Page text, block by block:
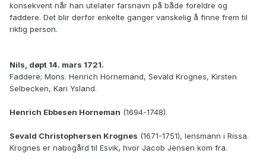
konsekvent når han utelater farsnavn på både foreldre og
faddere. Det blir derfor enkelte ganger vanskelig å finne frem til
riktig person.
Nils, døpt 14. mars 1721.
Faddere; Mons. Henrich Hornemand, Sevald Krognes, Kirsten
Selbecken, Kari Ysland.
Henrich Ebbesen Horneman (1694-1748).
Sevald Christophersen Krognes (1671-1751), lensmann i Rissa.
Krognes er nabogård til Esvik, hvor Jacob Jensen kom fra.